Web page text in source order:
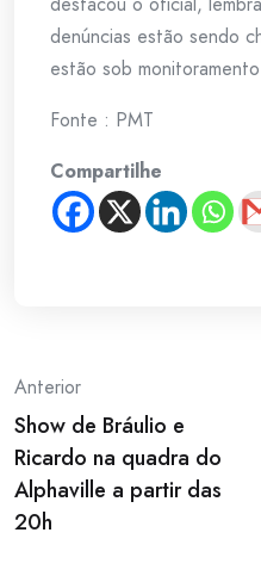
denúncias estão sendo
estão sob
Fonte : PMT
Compartilhe
Post
navigation
Anterior
Show de Bráulio e
Ricardo na quadra do
Alphaville a partir das
20h